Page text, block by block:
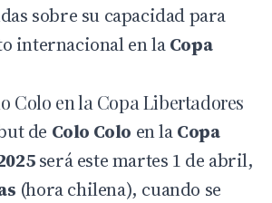
sobre su capacidad para
internacional en laCopa
Colo en la Copa Libertadores
de Colo Colo en laCopa
será este martes 1 de abril,
(hora chilena), cuando se